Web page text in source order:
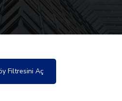
Filtresini Aç